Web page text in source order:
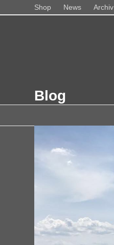
to
Shop News Archiv
Blog